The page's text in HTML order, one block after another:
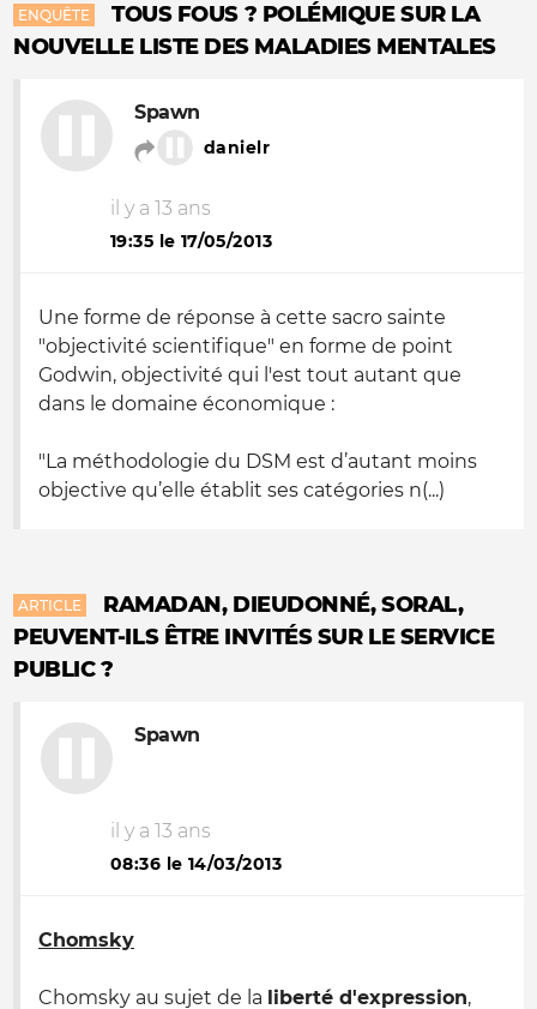
ENQUÊTE
TOUS FOUS ? POLÉMIQUE SUR LA
NOUVELLE LISTE DES MALADIES MENTALES
Spawn
danielr
il y a 13 ans
19:35 le 17/05/2013
Une forme de réponse à cette sacro sainte
"objectivité scientifique" en forme de point
Godwin, objectivité qui l'est tout autant que
dans le domaine économique :
"La méthodologie du DSM est d’autant moins
objective qu’elle établit ses catégories n(...)
ARTICLE
RAMADAN, DIEUDONNÉ, SORAL,
PEUVENT-ILS ÊTRE INVITÉS SUR LE SERVICE
PUBLIC ?
Spawn
il y a 13 ans
08:36 le 14/03/2013
Chomsky
Chomsky au sujet de la liberté d'expression,